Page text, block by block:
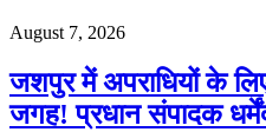
August 7, 2026
जशपुर में अपराधियों के
जगह! प्रधान संपादक